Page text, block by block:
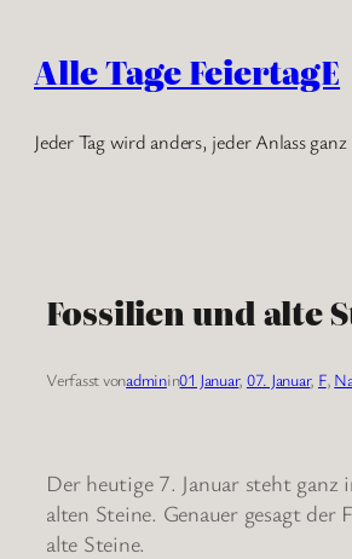
Inhalt
springen
Alle Tage FeiertagE
Jeder Tag wird anders, jeder Anlass ganz
Fossilien und alte
Verfasst vonadminin01 Januar, 07. Januar, F,
Der heutige 7. Januar steht ganz
alten Steine. Genauer gesagt der
alte Steine.